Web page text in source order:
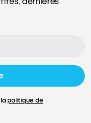
politique de